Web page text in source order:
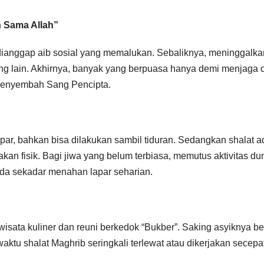
Allah”
aib sosial yang memalukan. Sebaliknya,
lain. Akhirnya, banyak yang berpuasa hanya demi menjaga
Sang Pencipta.
bahkan bisa dilakukan sambil tiduran. Sedangkan shalat
fisik. Bagi jiwa yang belum terbiasa, memutus aktivitas
sekadar menahan lapar seharian.
kuliner dan reuni berkedok “Bukber”. Saking asyiknya
shalat Maghrib seringkali terlewat atau dikerjakan